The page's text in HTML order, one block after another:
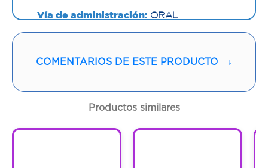
Vía de administración: ORAL
1254446
COMENTARIOS DE ESTE PRODUCTO ↓
Productos similares